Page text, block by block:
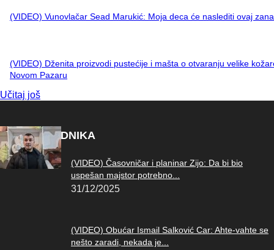
(VIDEO) Vunovlačar Sead Marukić: Moja deca će naslediti ovaj
(VIDEO) Dženita proizvodi pustećije i mašta o otvaranju velike
Novom Pazaru
Učitaj još
IZBOR UREDNIKA
(VIDEO) Časovničar i planinar Zijo: Da bi bio
uspešan majstor potrebno...
31/12/2025
(VIDEO) Obućar Ismail Salković Car: Ahte-vahte se
nešto zaradi, nekada je...